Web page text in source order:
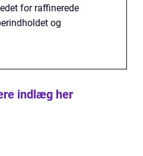
for raffinerede
og
indlæg her